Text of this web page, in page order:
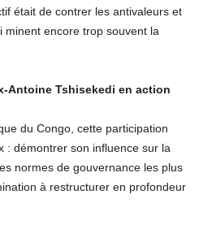
était de contrer les antivaleurs et
minent encore trop souvent la
Antoine Tshisekedi en action
du Congo, cette participation
: démontrer son influence sur la
normes de gouvernance les plus
à restructurer en profondeur